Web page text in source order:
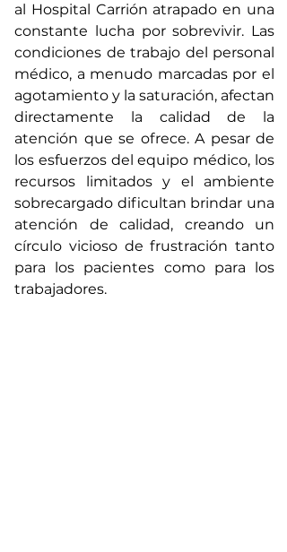
al Hospital Carrión atrapado en una
constante lucha por sobrevivir. Las
condiciones de trabajo del personal
médico, a menudo marcadas por el
agotamiento y la saturación, afectan
directamente la calidad de la
atención que se ofrece. A pesar de
los esfuerzos del equipo médico, los
recursos limitados y el ambiente
sobrecargado dificultan brindar una
atención de calidad, creando un
círculo vicioso de frustración tanto
para los pacientes como para los
trabajadores.